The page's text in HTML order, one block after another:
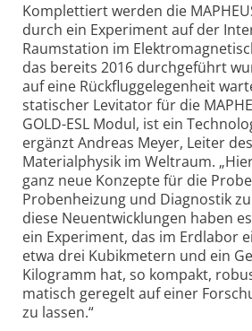
Komplet­tiert werden die
durch ein Experiment auf der
Raumstation im
das bereits 2016 durch­geführt
auf eine Rückflug­gelegenheit
statischer Levitator für die
GOLD-ESL Modul, ist ein
ergänzt Andreas Meyer, Leiter
Material­physik im Weltraum.
ganz neue Konzepte für die
Proben­heizung und Diagnostik
diese Neuent­wicklungen haben
ein Experiment, das im Erdlabor
etwa drei Kubik­metern und ein
Kilogramm hat, so kompakt,
matisch geregelt auf einer
zu lassen.“